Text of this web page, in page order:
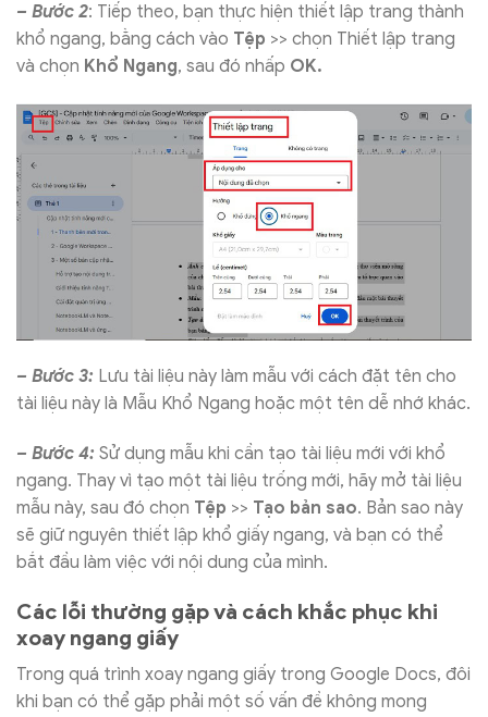
– Bước 2: Tiếp theo, bạn thực hiện thiết lập trang thành
khổ ngang, bằng cách vào Tệp >> chọn Thiết lập trang
và chọn Khổ Ngang, sau đó nhấp OK.
– Bước 3: Lưu tài liệu này làm mẫu với cách đặt tên cho
tài liệu này là Mẫu Khổ Ngang hoặc một tên dễ nhớ khác.
– Bước 4: Sử dụng mẫu khi cần tạo tài liệu mới với khổ
ngang. Thay vì tạo một tài liệu trống mới, hãy mở tài liệu
mẫu này, sau đó chọn Tệp >> Tạo bản sao. Bản sao này
sẽ giữ nguyên thiết lập khổ giấy ngang, và bạn có thể
bắt đầu làm việc với nội dung của mình.
Các lỗi thường gặp và cách khắc phục khi
xoay ngang giấy
Trong quá trình xoay ngang giấy trong Google Docs, đôi
khi bạn có thể gặp phải một số vấn đề không mong